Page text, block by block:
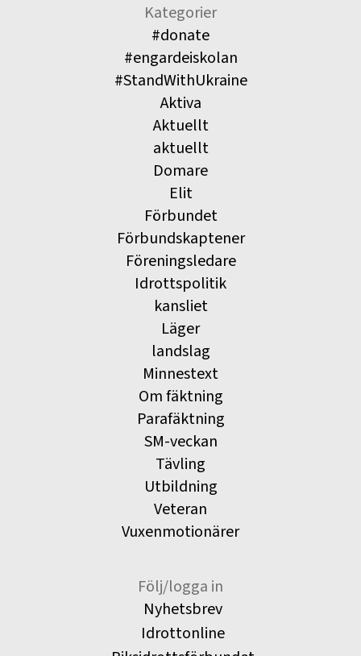
Kategorier
#donate
#engardeiskolan
#StandWithUkraine
Aktiva
Aktuellt
aktuellt
Domare
Elit
Förbundet
Förbundskaptener
Föreningsledare
Idrottspolitik
kansliet
Läger
landslag
Minnestext
Om fäktning
Parafäktning
SM-veckan
Tävling
Utbildning
Veteran
Vuxenmotionärer
Följ/logga in
Nyhetsbrev
Idrottonline